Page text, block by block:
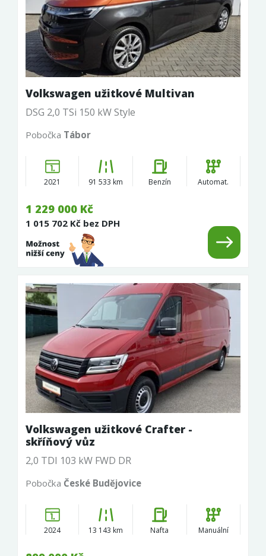
1 229 000 Kč
1 015 702 Kč bez DPH
Volkswagen užitkové Multivan
DSG 2,0 TSi 150 kW Style
Pobočka Tábor
2021 91 533 km Benzín Automat.
Volkswagen užitkové Crafter -
skříňový vůz
2,0 TDI 103 kW FWD DR
Pobočka České Budějovice
2024 13 143 km Nafta Manuální